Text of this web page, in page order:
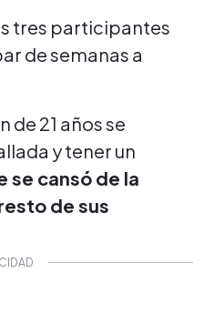
tres participantes
de semanas a
de 21 años se
y tener un
se cansó de la
de sus